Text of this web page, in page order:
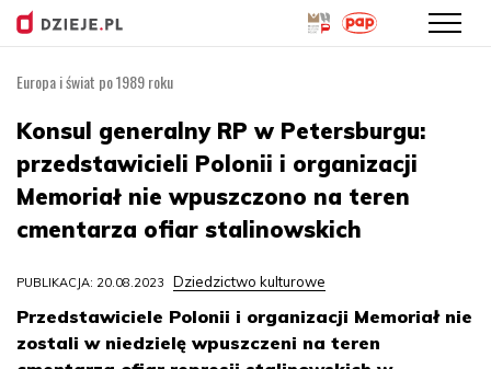
treści
Europa i świat po 1989 roku
Konsul generalny RP w Petersburgu:
przedstawicieli Polonii i organizacji
Memoriał nie wpuszczono na teren
cmentarza ofiar stalinowskich
PUBLIKACJA: 20.08.2023 Dziedzictwo kulturowe
Przedstawiciele Polonii i organizacji Memoriał nie
zostali w niedzielę wpuszczeni na teren